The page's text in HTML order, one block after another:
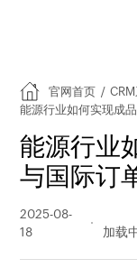
官网首页 /
能源行业如何实现成
能源行业
与国际订
2025-08-
18
量